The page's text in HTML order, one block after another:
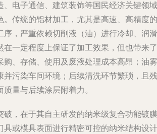
、电子通信、建筑装饰等国民经济关键领域
。传统的铝材加工，尤其是高速、高精度的
序，严重依赖切削液（油）进行冷却、润滑
在一定程度上保证了加工效果，但也带来了
购、存储、使用及废液处理成本高昂；油雾
并污染车间环境；后续清洗环节繁琐，且残
量与后续涂层附着力。
破，在于其自主研发的纳米级复合功能镀膜
具或模具表面进行精密可控的纳米结构设计